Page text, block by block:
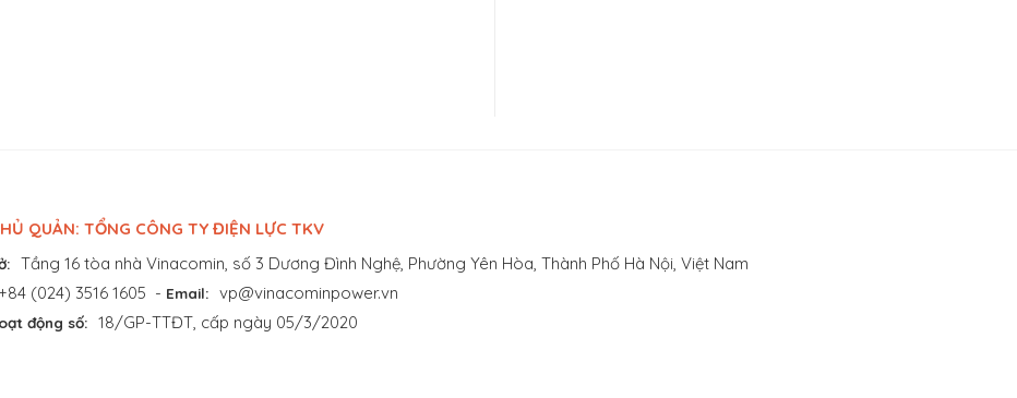
QUẢN: TỔNG CÔNG TY ĐIỆN LỰC TKV
Tầng 16 tòa nhà Vinacomin, số 3 Dương Đình Nghệ, Phường Yên Hòa, Thành Phố Hà Nội, Việt Nam
(024) 3516 1605 - Email: vp@vinacominpower.vn
động số: 18/GP-TTĐT, cấp ngày 05/3/2020